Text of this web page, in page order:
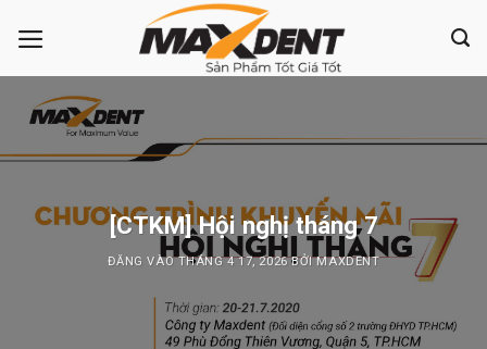
qua
[CTKM] Hội nghị tháng 7
ĐĂNG VÀOTHÁNG 4 17, 2026 BỞIMAXDENT